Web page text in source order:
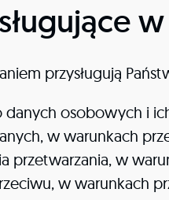
przysługują
osobowych i
w warunkach
przetwarzania, w
w warunkach